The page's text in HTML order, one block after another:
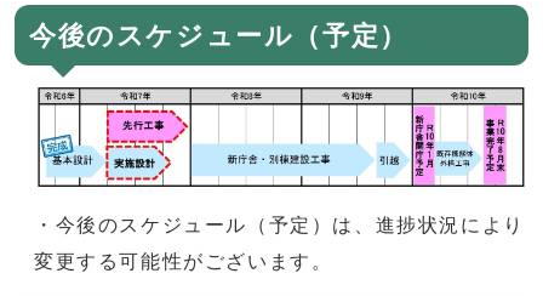
今後のスケジュール（予定）
・今後のスケジュール（予定）は、進捗状況により
変更する可能性がございます。